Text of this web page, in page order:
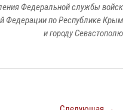
Федеральной службы войск
Федерации по Республике Крым
и городу Севастополю